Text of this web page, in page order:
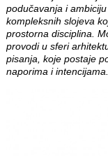
podučavanja i
kompleksnih slojeva
prostorna disciplina.
provodi u sferi
pisanja, koje postaje
naporima i intencijama.